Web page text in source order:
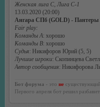
Женская лига С, Лига С-1
13.03.2020 (20:00)
Ангара СПб (GOLD) - Пантеры
Fair play:
Команды А: хорошо
Команды В: хорошо
Судья: Никифоров Юрий (5, 5)
Лучшие игроки: Скопинцева
Автор сообщения: Никифорова
Бот форума - это не
Первого апреля бот решил